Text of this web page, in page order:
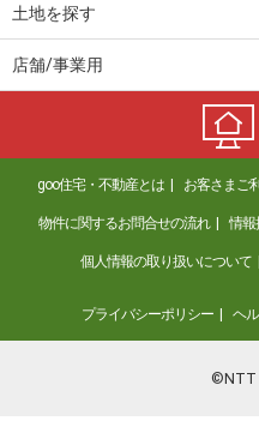
土地を探す
店舗/事業用
goo住宅・不動産とは お客さまご
物件に関するお問合せの流れ 情報
個人情報の取り扱いについて
プライバシーポリシー ヘ
©NTT